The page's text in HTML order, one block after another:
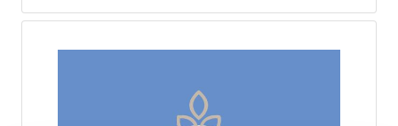
Boek om te lezen! Wat lezers zeggen over Het Boek:
• praktisch: sluit aan bij het dagelijks leven • raakt